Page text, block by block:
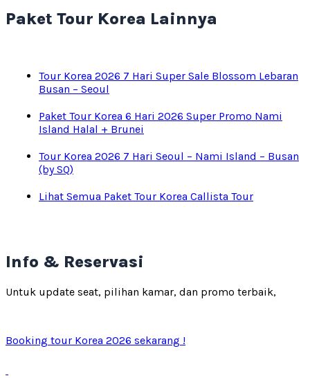
Paket Tour Korea Lainnya
Tour Korea 2026 7 Hari Super Sale Blossom Lebaran
Busan – Seoul
Paket Tour Korea 6 Hari 2026 Super Promo Nami
Island Halal + Brunei
Tour Korea 2026 7 Hari Seoul – Nami Island – Busan
(by SQ)
Lihat Semua Paket Tour Korea Callista Tour
Info & Reservasi
Untuk update seat, pilihan kamar, dan promo terbaik,
Booking tour Korea 2026 sekarang !